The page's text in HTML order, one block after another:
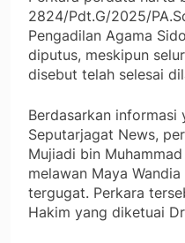
2824/Pdt.G/2025/
Pengadilan Agama
diputus, meskipun
disebut telah selesai
Berdasarkan informasi
Seputarjagat News,
Mujiadi bin
melawan Maya
tergugat. Perkara
Hakim yang diketuai